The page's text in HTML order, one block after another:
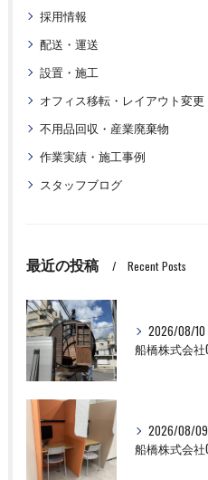
採用情報
配送・運送
設置・施工
オフィス移転・レイアウト変更
不用品回収・産業廃棄物
作業実績・施工事例
スタッフブログ
最近の投稿 Recent Posts
2026/08/10
2026/08/09